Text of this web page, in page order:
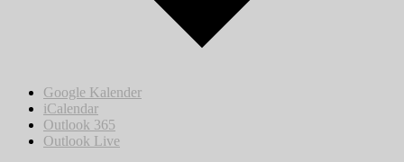
Google Kalender
iCalendar
Outlook 365
Outlook Live